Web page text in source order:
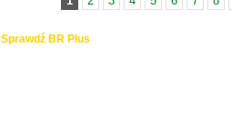
Sprawdź BR Plus